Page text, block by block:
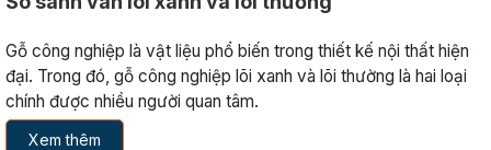
Gỗ công nghiệp là vật liệu phổ biến trong thiết kế nội thất hiện
đại. Trong đó, gỗ công nghiệp lõi xanh và lõi thường là hai loại
chính được nhiều người quan tâm.
Xem thêm